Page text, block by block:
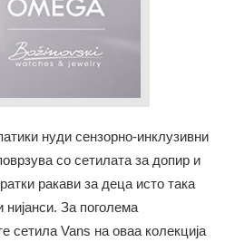
нуди сензорно-инклузивни
со сетилата за допир и
ракави за деца исто така
За поголема
сетила Vans на оваа колекција